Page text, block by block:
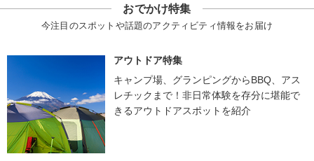
おでかけ特集
今注目のスポットや話題のアクティビティ情報をお届け
アウトドア特集
キャンプ場、グランピングからBBQ、アス
レチックまで！非日常体験を存分に堪能で
きるアウトドアスポットを紹介